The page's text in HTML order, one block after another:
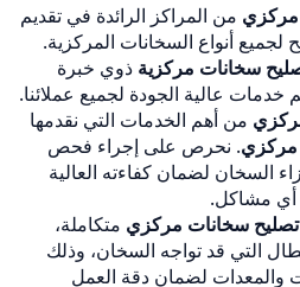
من المراكز الرائدة في تقديم
لجميع أنواع السخانات المركزية.
سخانات مركزية ذوي خبرة
عالية الجودة لجميع عملائنا.
من أهم الخدمات التي نقدمها
مركزي. نحرص على إجراء فحص
السخان لضمان كفاءته العالية
أي مشاكل.
تصليح سخانات مركزي متكاملة،
التي قد تواجه السخان، وذلك
والمعدات لضمان دقة العمل